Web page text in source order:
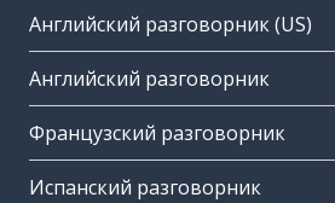
Английский разговорник (US)
Английский разговорник
Французский разговорник
Испанский разговорник